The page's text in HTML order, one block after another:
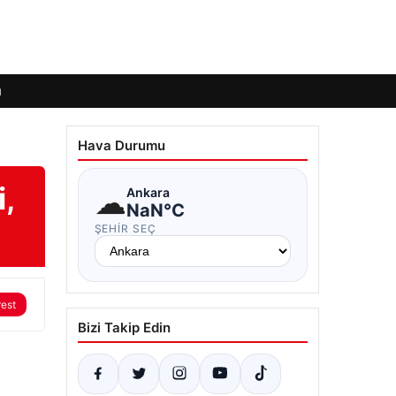
Hava Durumu
☁Ankara
NaN°C
ŞEHIR SEÇ
Bizi Takip Edin